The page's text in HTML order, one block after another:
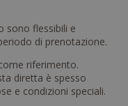
sono flessibili e
di prenotazione.
riferimento.
diretta è spesso
e condizioni speciali.